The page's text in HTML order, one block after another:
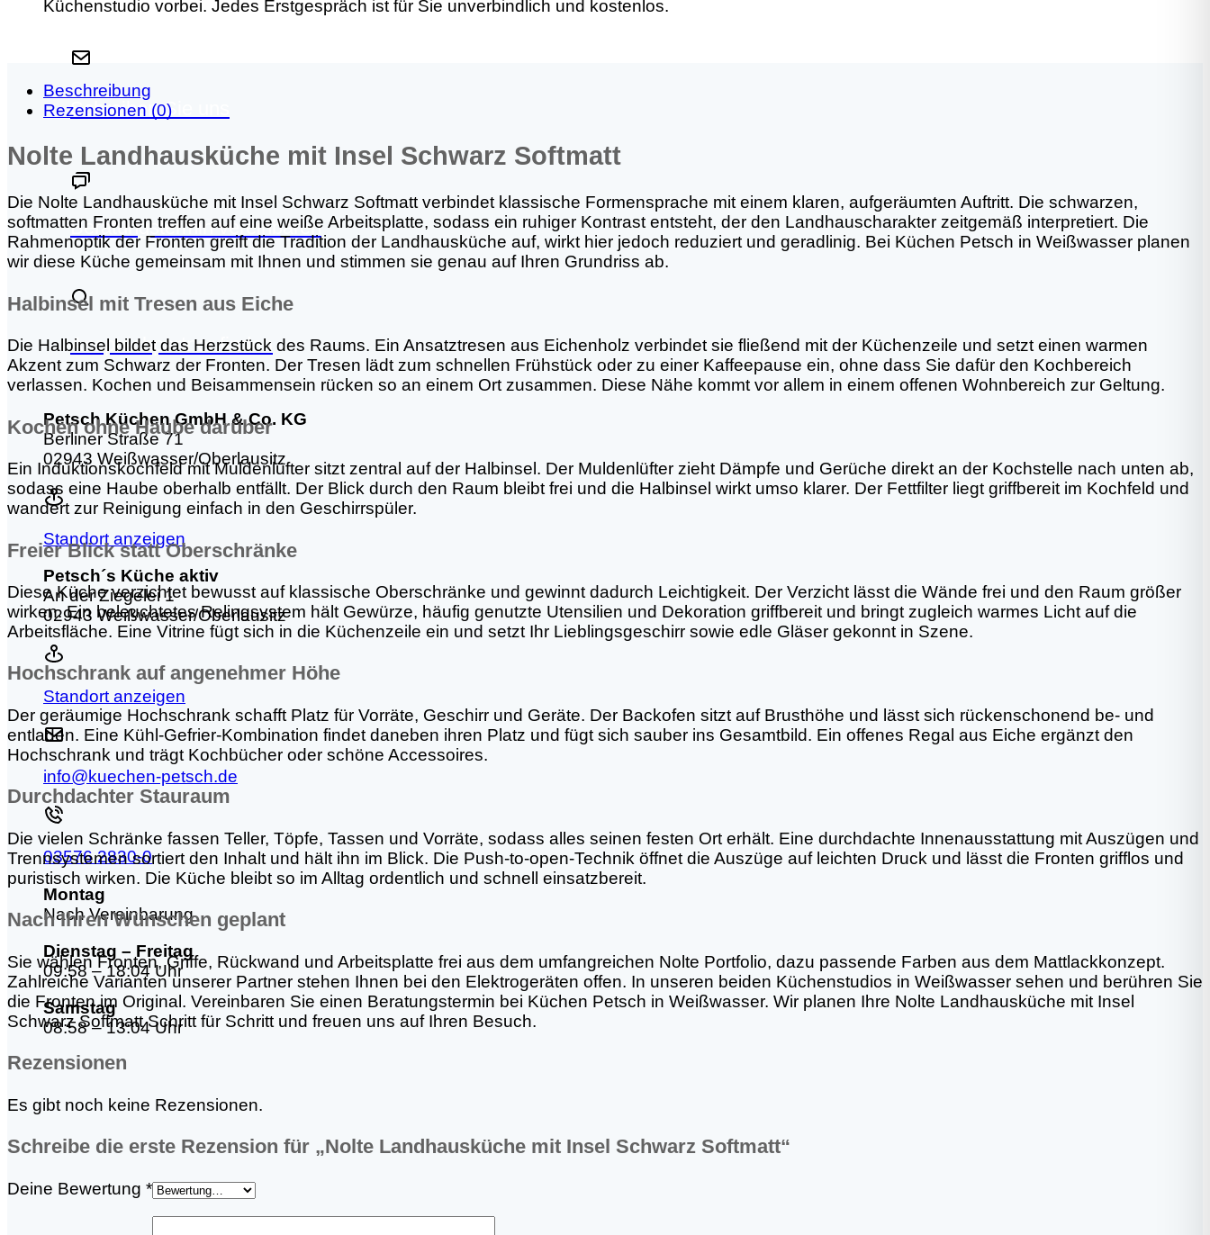
Küchenstudio vorbei. Jedes Erstgespräch ist für Sie unverbindlich und kostenlos.
Schreiben Sie uns
Beratungstermin vereinbaren
Ansprechpartner finden
Petsch Küchen GmbH & Co. KG
Berliner Straße 71
02943 Weißwasser/Oberlausitz
Standort anzeigen
Petsch´s Küche aktiv
An der Ziegelei 1
02943 Weißwasser/Oberlausitz
Standort anzeigen
info@kuechen-petsch.de
03576 2830-0
Montag
Nach Vereinbarung
Dienstag – Freitag
09:58 – 18:04 Uhr
Samstag
08:58 – 13:04 Uhr
Beschreibung
Rezensionen (0)
Nolte Landhausküche mit Insel Schwarz Softmatt
Die Nolte Landhausküche mit Insel Schwarz Softmatt verbindet klassische Formensprache mit einem klaren, aufgeräumten Auftritt. Die schwarzen,
softmatten Fronten treffen auf eine weiße Arbeitsplatte, sodass ein ruhiger Kontrast entsteht, der den Landhauscharakter zeitgemäß interpretiert. Die
Rahmenoptik der Fronten greift die Tradition der Landhausküche auf, wirkt hier jedoch reduziert und geradlinig. Bei Küchen Petsch in Weißwasser planen
wir diese Küche gemeinsam mit Ihnen und stimmen sie genau auf Ihren Grundriss ab.
Halbinsel mit Tresen aus Eiche
Die Halbinsel bildet das Herzstück des Raums. Ein Ansatztresen aus Eichenholz verbindet sie fließend mit der Küchenzeile und setzt einen warmen
Akzent zum Schwarz der Fronten. Der Tresen lädt zum schnellen Frühstück oder zu einer Kaffeepause ein, ohne dass Sie dafür den Kochbereich
verlassen. Kochen und Beisammensein rücken so an einem Ort zusammen. Diese Nähe kommt vor allem in einem offenen Wohnbereich zur Geltung.
Kochen ohne Haube darüber
Ein Induktionskochfeld mit Muldenlüfter sitzt zentral auf der Halbinsel. Der Muldenlüfter zieht Dämpfe und Gerüche direkt an der Kochstelle nach unten ab,
sodass eine Haube oberhalb entfällt. Der Blick durch den Raum bleibt frei und die Halbinsel wirkt umso klarer. Der Fettfilter liegt griffbereit im Kochfeld und
wandert zur Reinigung einfach in den Geschirrspüler.
Freier Blick statt Oberschränke
Diese Küche verzichtet bewusst auf klassische Oberschränke und gewinnt dadurch Leichtigkeit. Der Verzicht lässt die Wände frei und den Raum größer
wirken. Ein beleuchtetes Relingsystem hält Gewürze, häufig genutzte Utensilien und Dekoration griffbereit und bringt zugleich warmes Licht auf die
Arbeitsfläche. Eine Vitrine fügt sich in die Küchenzeile ein und setzt Ihr Lieblingsgeschirr sowie edle Gläser gekonnt in Szene.
Hochschrank auf angenehmer Höhe
Der geräumige Hochschrank schafft Platz für Vorräte, Geschirr und Geräte. Der Backofen sitzt auf Brusthöhe und lässt sich rückenschonend be- und
entladen. Eine Kühl-Gefrier-Kombination findet daneben ihren Platz und fügt sich sauber ins Gesamtbild. Ein offenes Regal aus Eiche ergänzt den
Hochschrank und trägt Kochbücher oder schöne Accessoires.
Durchdachter Stauraum
Die vielen Schränke fassen Teller, Töpfe, Tassen und Vorräte, sodass alles seinen festen Ort erhält. Eine durchdachte Innenausstattung mit Auszügen und
Trennsystemen sortiert den Inhalt und hält ihn im Blick. Die Push-to-open-Technik öffnet die Auszüge auf leichten Druck und lässt die Fronten grifflos und
puristisch wirken. Die Küche bleibt so im Alltag ordentlich und schnell einsatzbereit.
Nach Ihren Wünschen geplant
Sie wählen Fronten, Griffe, Rückwand und Arbeitsplatte frei aus dem umfangreichen Nolte Portfolio, dazu passende Farben aus dem Mattlackkonzept.
Zahlreiche Varianten unserer Partner stehen Ihnen bei den Elektrogeräten offen. In unseren beiden Küchenstudios in Weißwasser sehen und berühren Sie
die Fronten im Original. Vereinbaren Sie einen Beratungstermin bei Küchen Petsch in Weißwasser. Wir planen Ihre Nolte Landhausküche mit Insel
Schwarz Softmatt Schritt für Schritt und freuen uns auf Ihren Besuch.
Rezensionen
Es gibt noch keine Rezensionen.
Schreibe die erste Rezension für „Nolte Landhausküche mit Insel Schwarz Softmatt“
Deine Bewertung *